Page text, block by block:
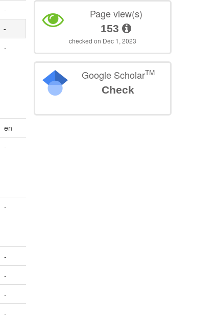
-
-
-
en
-
-
-
-
-
-
Page view(s)
153
checked on Dec 1, 2023
Google ScholarTM
Check